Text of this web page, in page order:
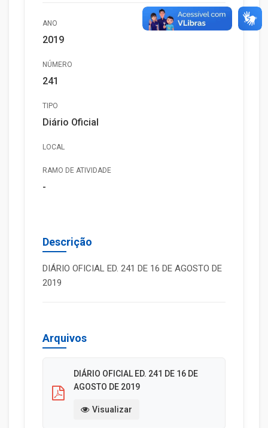
ANO
2019
NÚMERO
241
TIPO
Diário Oficial
LOCAL
RAMO DE ATIVIDADE
-
Descrição
DIÁRIO OFICIAL ED. 241 DE 16 DE AGOSTO DE
2019
Arquivos
DIÁRIO OFICIAL ED. 241 DE 16 DE
AGOSTO DE 2019
Visualizar